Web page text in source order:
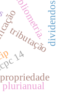
tributação
bibliometria.
plurianual
14
dividendos